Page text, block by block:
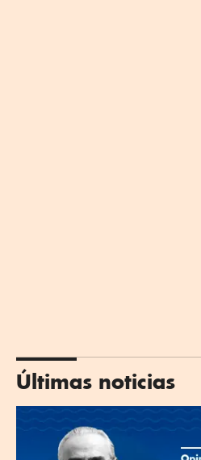
Últimas noticias